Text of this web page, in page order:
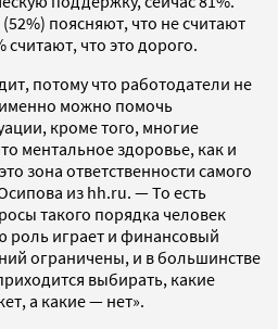
поясняют, что не считают
считают, что это дорого.
потому что работодатели не
можно помочь
кроме того, многие
ментальное здоровье, как и
зона ответственности самого
из hh.ru. — То есть
такого порядка человек
роль играет и финансовый
ограничены, и в большинстве
выбирать, какие
а какие — нет».